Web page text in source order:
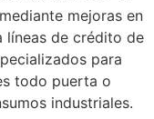
mejoras en
líneas de crédito de
para
todo puerta o
industriales.